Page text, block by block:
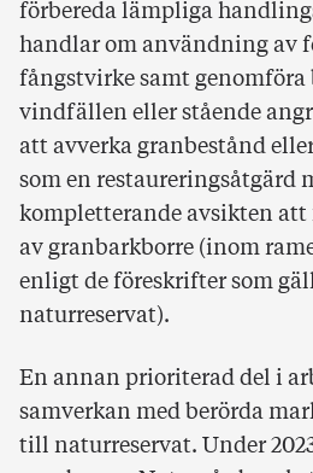
förbereda lämpliga
handlar om användning av
fångstvirke samt genomföra
vindfällen eller stående
att avverka granbestånd
som en restaureringsåtgärd
kompletterande avsikten att
av granbarkborre (inom
enligt de föreskrifter som
naturreservat).
En annan prioriterad del i
samverkan med berörda
till naturreservat. Under